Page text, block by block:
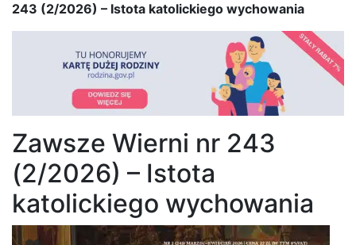
243 (2/2026) – Istota katolickiego wychowania
Zawsze Wierni nr 243
(2/2026) – Istota
katolickiego wychowania